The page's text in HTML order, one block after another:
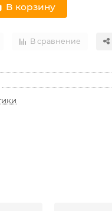
В корзину
В сравнение